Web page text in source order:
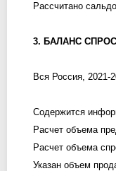
Рассчитано
3. БАЛАНС
Вся Россия, 2021-
Содержится
Расчет объема
Расчет объема
Указан объем